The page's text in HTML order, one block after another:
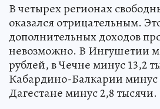
В четырех регионах
оказался отрицательным.
дополнительных доходов
невозможно. В Ингушетии
рублей, в Чечне минус 13,2
Кабардино-Балкарии минус
Дагестане минус 2,8 тысячи.